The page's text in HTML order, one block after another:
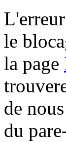
le
la page
de
du